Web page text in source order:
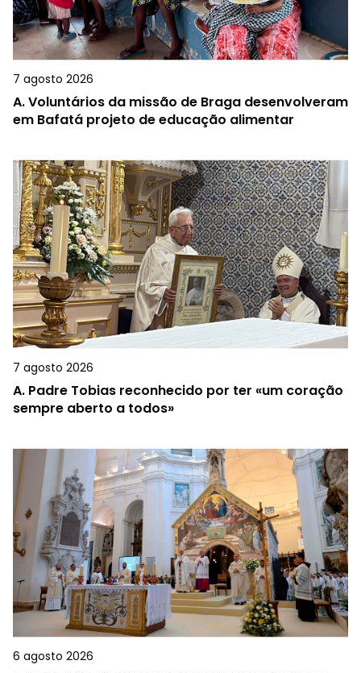
7 agosto 2026
A.Voluntários da missão de Braga desenvolveram
em Bafatá projeto de educação alimentar
7 agosto 2026
A. Padre Tobias reconhecido por ter «um coração
sempre aberto a todos»
6 agosto 2026